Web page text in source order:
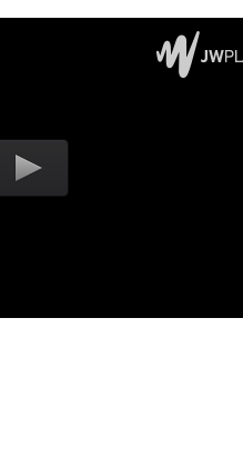
T
O